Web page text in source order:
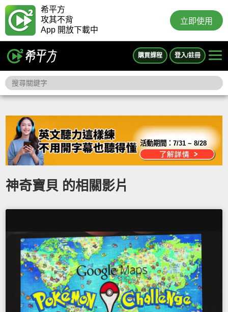
希平方
攻其不背
App 開放下載中
立即使用
購買課程 登入/註冊
活動期間：7/31 ~ 8/28
神奇寶貝 的相關影片